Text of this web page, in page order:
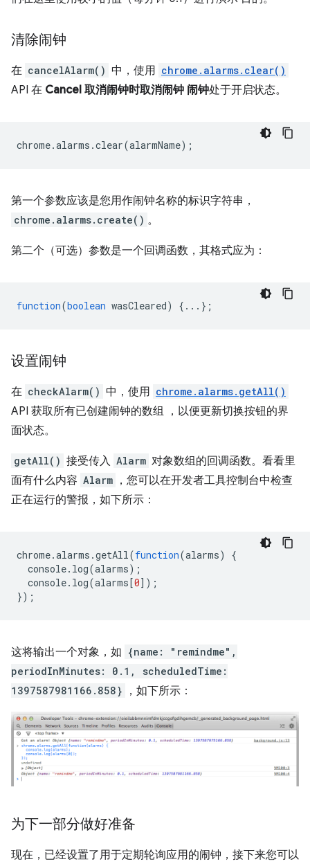
清除闹钟
在 cancelAlarm() 中，使用 chrome.alarms.clear()
API 在 Cancel 取消闹钟时取消闹钟 闹钟处于开启状态。
chrome.alarms .clear(alarmName);
第一个参数应该是您用作闹钟名称的标识字符串，
chrome.alarms.create() 。
第二个（可选）参数是一个回调函数，其格式应为：
function(boolean wasCleared) {...};
设置闹钟
在 checkAlarm() 中，使用 chrome.alarms.getAll()
API 获取所有已创建闹钟的数组 ，以便更新切换按钮的界
面状态。
getAll() 接受传入 Alarm 对象数组的回调函数。看看里
面有什么内容 Alarm ，您可以在开发者工具控制台中检查
正在运行的警报，如下所示：
chrome.alarms .getAll (function(alarms)
{
console. log(alarms);
console. log(alarms[0]);
});
这将输出一个对象，如 {name: "remindme",
periodInMinutes: 0.1, scheduledTime:
1397587981166.858}
，如下所示：
为下一部分做好准备
现在，已经设置了用于定期轮询应用的闹钟，接下来您可以